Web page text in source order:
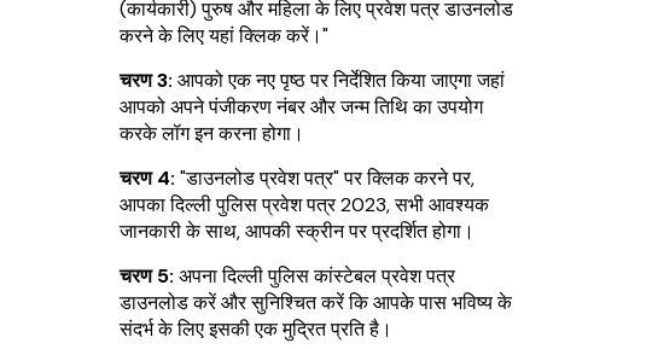
(कार्यकारी) पुरुष और महिला के लिए प्रवेश पत्र डाउनलोड
करने के लिए यहां क्लिक करें।"
चरण 3: आपको एक नए पृष्ठ पर निर्देशित किया जाएगा जहां
आपको अपने पंजीकरण नंबर और जन्म तिथि का उपयोग
करके लॉग इन करना होगा।
चरण 4: "डाउनलोड प्रवेश पत्र" पर क्लिक करने पर,
आपका दिल्ली पुलिस प्रवेश पत्र 2023, सभी आवश्यक
जानकारी के साथ, आपकी स्क्रीन पर प्रदर्शित होगा।
चरण 5: अपना दिल्ली पुलिस कांस्टेबल प्रवेश पत्र
डाउनलोड करें और सुनिश्चित करें कि आपके पास भविष्य के
संदर्भ के लिए इसकी एक मुद्रित प्रति है।